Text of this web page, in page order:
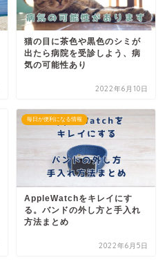
猫の目に茶色や黒色のシミが
出たら病院を受診しよう、病
気の可能性あり
2022年6月10日
毎日が便利になる情報
AppleWatchをキレイにす
る。バンドの外し方と手入れ
方法まとめ
2022年6月5日